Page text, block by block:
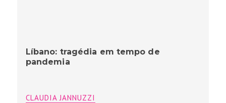
Líbano: tragédia em tempo de
pandemia
CLAUDIA JANNUZZI